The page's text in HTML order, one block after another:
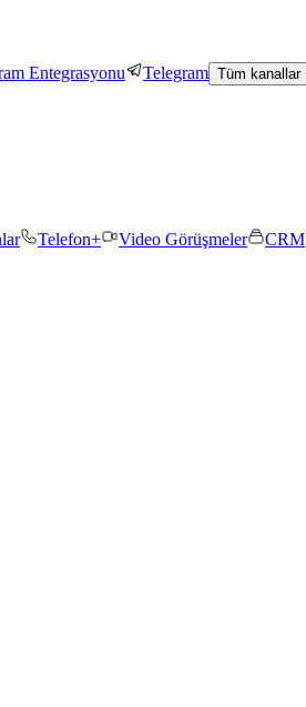
Entegrasyonu Telegram Tüm kanallar
Telefon+ Video Görüşmeler
CRM